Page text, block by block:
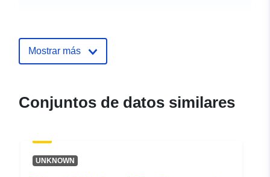
Mostrar más
Conjuntos de datos similares
UNKNOWN